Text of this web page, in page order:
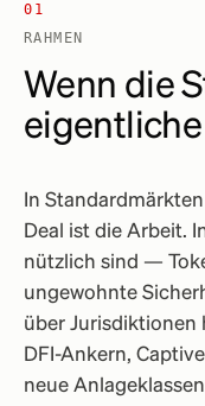
01
RAHMEN
Wenn die
In
Deal ist die Arbeit.
nützlich sind —
ungewohnte
über Jurisdiktionen
DFI-Ankern,
neue